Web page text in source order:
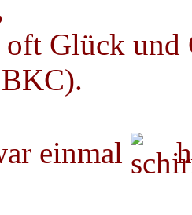
oft Glück
einmal